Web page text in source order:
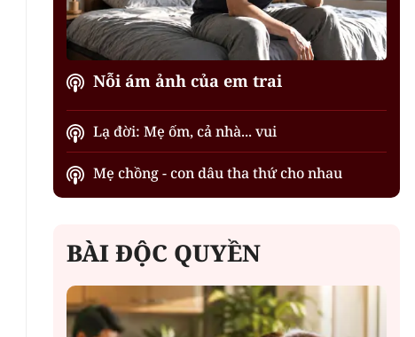
Nỗi ám ảnh của em trai
Lạ đời: Mẹ ốm, cả nhà... vui
Mẹ chồng - con dâu tha thứ cho nhau
BÀI ĐỘC QUYỀN